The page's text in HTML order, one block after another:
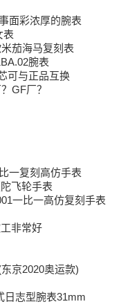
面彩浓厚的腕表
表
茄海马复刻表
腕表
可与正品互换
GF厂？
一复刻高仿手表
飞轮手表
一比一高仿复刻手表
非常好
京2020奥运款)
日志型腕表31mm